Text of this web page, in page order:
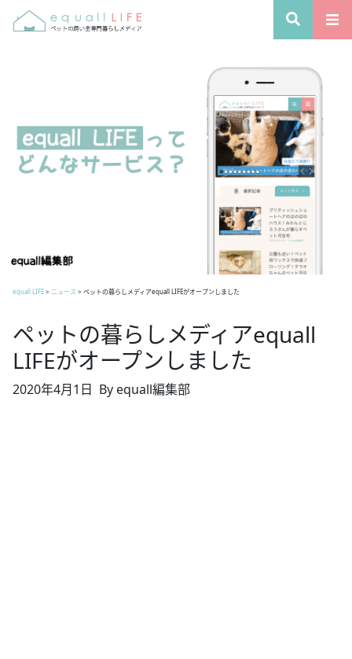
equall LIFE> ニュース > ペットの暮らしメディアequall LIFEがオープンしました
ペットの暮らしメディアequall
LIFEがオープンしました
2020年4月1日 By equall編集部